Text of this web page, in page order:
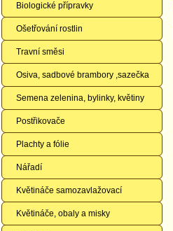
Biologické přípravky
Ošetřování rostlin
Travní směsi
Osiva, sadbové brambory ,sazečka
Semena zelenina, bylinky, květiny
Postřikovače
Plachty a fólie
Nářadí
Květináče samozavlažovací
Květináče, obaly a misky